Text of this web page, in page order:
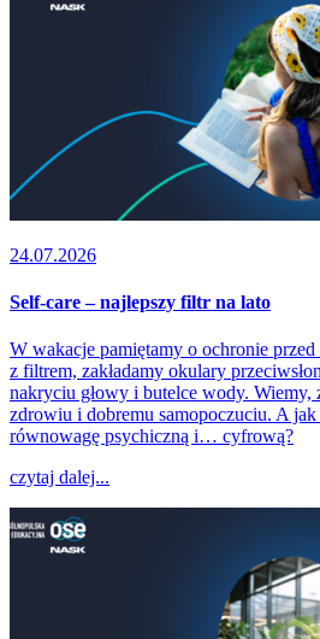
24.07.2026
Self-care – najlepszy filtr na lato
W wakacje pamiętamy o ochronie przed
z filtrem, zakładamy okulary
nakryciu głowy i butelce wody. Wiemy,
zdrowiu i dobremu samopoczuciu. A jak
równowagę psychiczną i… cyfrową?
czytaj dalej...